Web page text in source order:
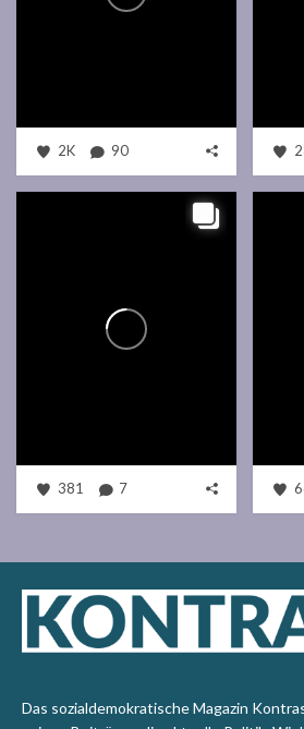
2K 90
381 7
Das sozialdemokratische Magazin